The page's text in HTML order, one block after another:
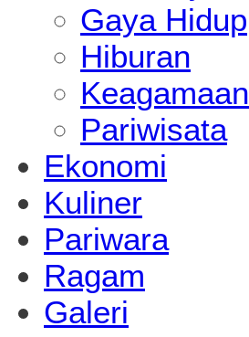
Gaya Hidup
Hiburan
Keagamaan
Pariwisata
Ekonomi
Kuliner
Pariwara
Ragam
Galeri